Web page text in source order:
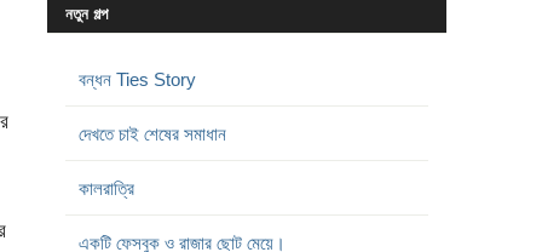
নতুন গল্প
বন্ধন Ties Story
দেখতে চাই শেষের সমাধান
কালরাত্রি
একটি ফেসবুক ও রাজার ছোট মেয়ে।